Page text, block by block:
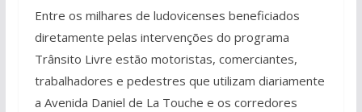
Entre os milhares de ludovicenses beneficiados
diretamente pelas intervenções do programa
Trânsito Livre estão motoristas, comerciantes,
trabalhadores e pedestres que utilizam diariamente
a Avenida Daniel de La Touche e os corredores